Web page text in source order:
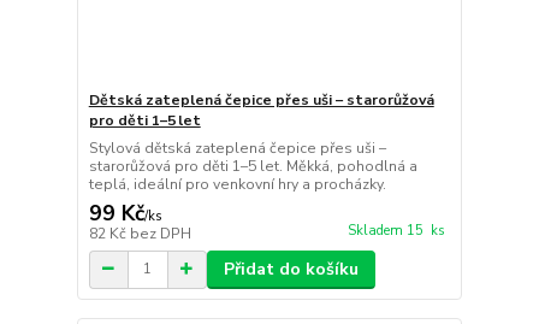
Dětská zateplená čepice přes uši – starorůžová
pro děti 1–5 let
Stylová dětská zateplená čepice přes uši –
starorůžová pro děti 1–5 let. Měkká, pohodlná a
teplá, ideální pro venkovní hry a procházky.
99 Kč/ks
82 Kč bez DPH Skladem 15 ks
Přidat do košíku